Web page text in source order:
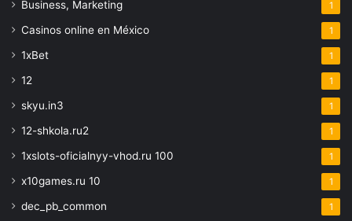
Business, Marketing 1
Casinos online en México 1
1xBet 1
12 1
skyu.in3 1
12-shkola.ru2 1
1xslots-oficialnyy-vhod.ru 100 1
x10games.ru 10 1
dec_pb_common 1